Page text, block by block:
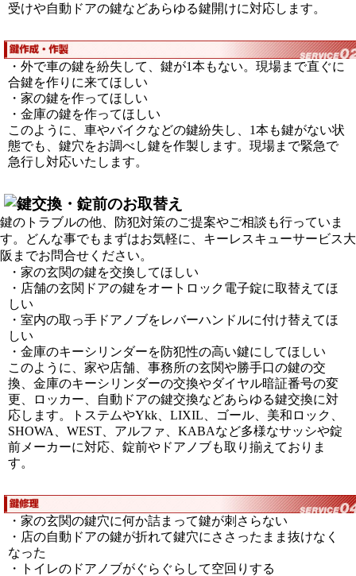
受けや自動ドアの鍵などあらゆる鍵開けに対応します。
・外で車の鍵を紛失して、鍵が1本もない。現場まで直ぐに
合鍵を作りに来てほしい
・家の鍵を作ってほしい
・金庫の鍵を作ってほしい
このように、車やバイクなどの鍵紛失し、1本も鍵がない状
態でも、鍵穴をお調べし鍵を作製します。現場まで緊急で
急行し対応いたします。
鍵のトラブルの他、防犯対策のご提案やご相談も行っていま
す。どんな事でもまずはお気軽に、キーレスキューサービス大
阪までお問合せください。
・家の玄関の鍵を交換してほしい
・店舗の玄関ドアの鍵をオートロック電子錠に取替えてほ
しい
・室内の取っ手ドアノブをレバーハンドルに付け替えてほ
しい
・金庫のキーシリンダーを防犯性の高い鍵にしてほしい
このように、家や店舗、事務所の玄関や勝手口の鍵の交
換、金庫のキーシリンダーの交換やダイヤル暗証番号の変
更、ロッカー、自動ドアの鍵交換などあらゆる鍵交換に対
応します。トステムやYkk、LIXIL、ゴール、美和ロック、
SHOWA、WEST、アルファ、KABAなど多様なサッシや錠
前メーカーに対応、錠前やドアノブも取り揃えておりま
す。
・家の玄関の鍵穴に何か詰まって鍵が刺さらない
・店の自動ドアの鍵が折れて鍵穴にささったまま抜けなく
なった
・トイレのドアノブがぐらぐらして空回りする